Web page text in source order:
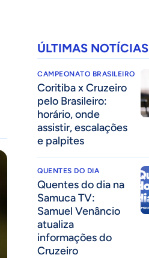
ÚLTIMAS NOTÍCIAS
CAMPEONATO BRASILEIRO
Coritiba x Cruzeiro
pelo Brasileiro:
horário, onde
assistir, escalações
e palpites
QUENTES DO DIA
Quentes do dia na
Samuca TV:
Samuel Venâncio
atualiza
informações do
Cruzeiro